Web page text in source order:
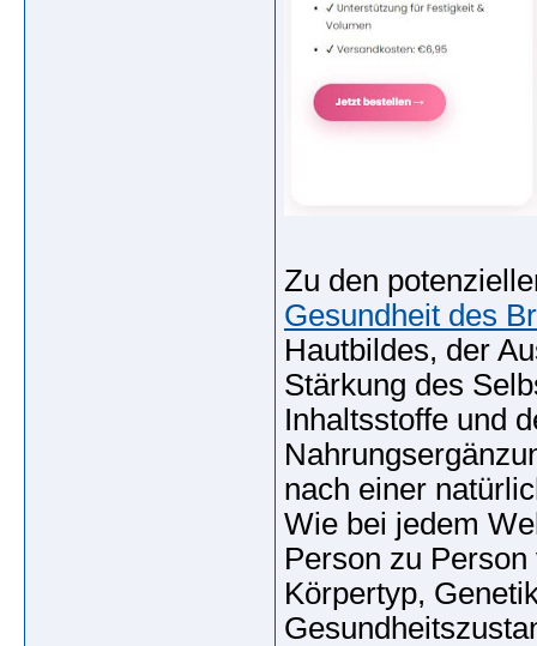
Zu den
Gesundheit des
Hautbildes, der
Stärkung des
Inhaltsstoffe und
nach einer
Wie bei jedem
Person zu
Körpertyp,